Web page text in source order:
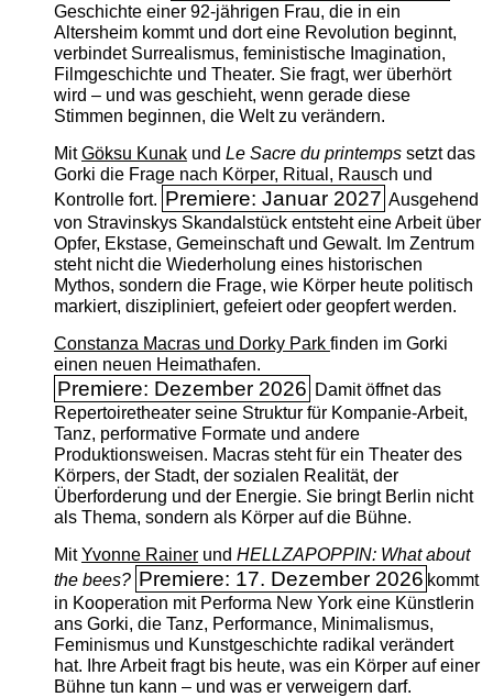
Geschichte einer 92-jährigen Frau, die in ein
Altersheim kommt und dort eine Revolution beginnt,
verbindet Surrealismus, feministische Imagination,
Filmgeschichte und Theater. Sie fragt, wer überhört
wird – und was geschieht, wenn gerade diese
Stimmen beginnen, die Welt zu verändern.
MitGöksu Kunakund Le Sacre du printempssetzt das
Gorki die Frage nach Körper, Ritual, Rausch und
Kontrolle fort. Premiere: Januar 2027 Ausgehend
von Stravinskys Skandalstück entsteht eine Arbeit über
Opfer, Ekstase, Gemeinschaft und Gewalt. Im Zentrum
steht nicht die Wiederholung eines historischen
Mythos, sondern die Frage, wie Körper heute politisch
markiert, diszipliniert, gefeiert oder geopfert werden.
Constanza Macras und Dorky Park finden im Gorki
einen neuen Heimathafen.
Premiere: Dezember 2026 Damit öffnet das
Repertoiretheater seine Struktur für Kompanie-Arbeit,
Tanz, performative Formate und andere
Produktionsweisen. Macras steht für ein Theater des
Körpers, der Stadt, der sozialen Realität, der
Überforderung und der Energie. Sie bringt Berlin nicht
als Thema, sondern als Körper auf die Bühne.
MitYvonne Rainerund HELLZAPOPPIN: What about
the bees? Premiere: 17. Dezember 2026 kommt
in Kooperation mit Performa New York eine Künstlerin
ans Gorki, die Tanz, Performance, Minimalismus,
Feminismus und Kunstgeschichte radikal verändert
hat. Ihre Arbeit fragt bis heute, was ein Körper auf einer
Bühne tun kann – und was er verweigern darf.